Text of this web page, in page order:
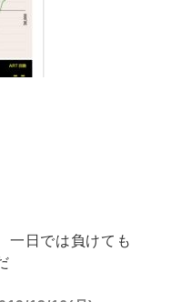
一日では負けても